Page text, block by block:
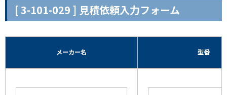
[ 3-101-029 ] 見積依頼入力フォーム
メーカー名 型番